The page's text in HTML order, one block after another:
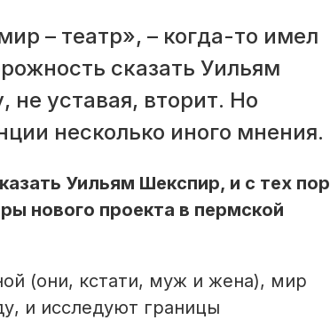
– театр», – когда-то имел
сказать Уильям
уставая, вторит. Но
несколько иного мнения.
Уильям Шекспир, и с тех пор
нового проекта в пермской
(они, кстати, муж и жена), мир
и исследуют границы